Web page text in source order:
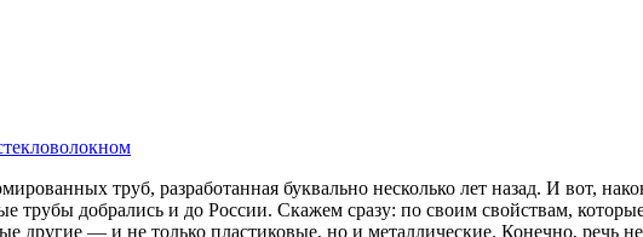
труб, разработанная буквально несколько лет назад. И вот,
трубы добрались и до России. Скажем сразу: по своим свойствам,
другие — и не только пластиковые, но и металлические. Конечно, речь